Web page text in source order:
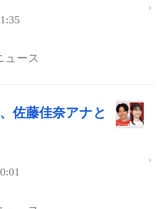
ュース
佐藤佳奈アナと